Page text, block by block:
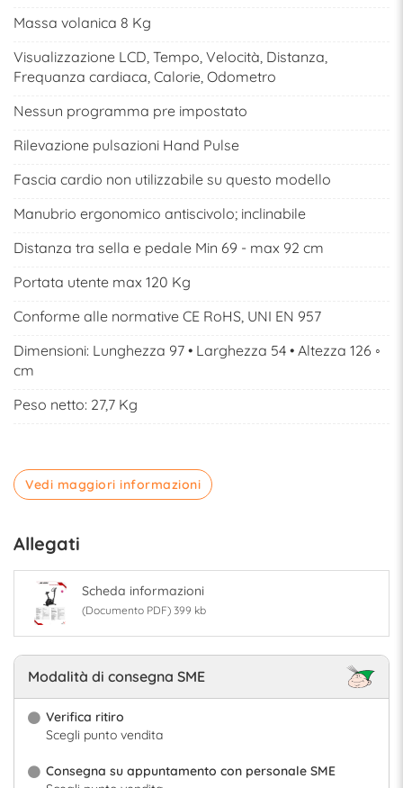
Massa volanica 8 Kg
Visualizzazione LCD, Tempo, Velocità, Distanza,
Frequanza cardiaca, Calorie, Odometro
Nessun programma pre impostato
Rilevazione pulsazioni Hand Pulse
Fascia cardio non utilizzabile su questo modello
Manubrio ergonomico antiscivolo; inclinabile
Distanza tra sella e pedale Min 69 - max 92 cm
Portata utente max 120 Kg
Conforme alle normative CE RoHS, UNI EN 957
Dimensioni: Lunghezza 97 • Larghezza 54 • Altezza 126 ◦
cm
Peso netto: 27,7 Kg
Vedi maggiori informazioni
Allegati
Scheda informazioni
(Documento PDF) 399 kb
Modalità di consegna SME
Verifica ritiro
Scegli punto vendita
Consegna su appuntamento con personale SME